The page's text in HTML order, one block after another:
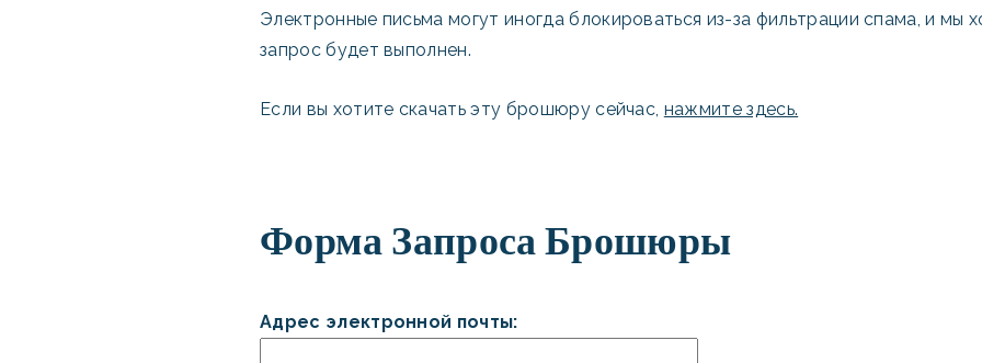
Электронные письма могут иногда блокироваться из-за фильтрации спама, и мы
запрос будет выполнен.
Если вы хотите скачать эту брошюру сейчас, нажмите здесь.
Форма Запроса Брошюры
Адрес электронной почты: